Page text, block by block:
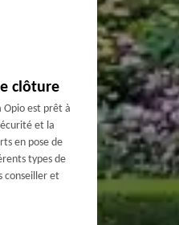
clôture
Opio est prêt à
et la
en pose de
types de
conseiller et